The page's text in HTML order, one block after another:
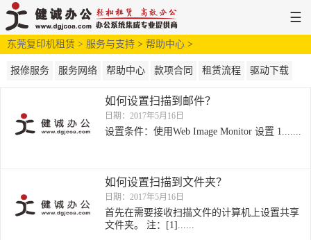
☰
网站首页 解决方案 新闻中心
东莞复印机租赁 > 服务与支持 > 帮助中心 >
报修服务 服务网络 帮助中心 款项合同 租赁流程 驱动下载
如何设置扫描到邮件？
日期：2017年5月16日
设置条件：使用Web Image Monitor 设置 1.......
如何设置扫描到文件夹？
日期：2017年5月16日
首先在需要接收扫描文件的计算机上设置共享
文件夹。 注：[1]......